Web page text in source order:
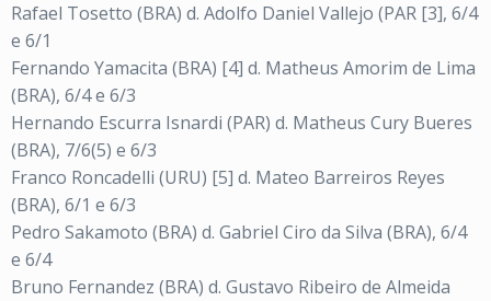
Rafael Tosetto (BRA) d. Adolfo Daniel Vallejo (PAR [3], 6/4
e 6/1
Fernando Yamacita (BRA) [4] d. Matheus Amorim de Lima
(BRA), 6/4 e 6/3
Hernando Escurra Isnardi (PAR) d. Matheus Cury Bueres
(BRA), 7/6(5) e 6/3
Franco Roncadelli (URU) [5] d. Mateo Barreiros Reyes
(BRA), 6/1 e 6/3
Pedro Sakamoto (BRA) d. Gabriel Ciro da Silva (BRA), 6/4
e 6/4
Bruno Fernandez (BRA) d. Gustavo Ribeiro de Almeida